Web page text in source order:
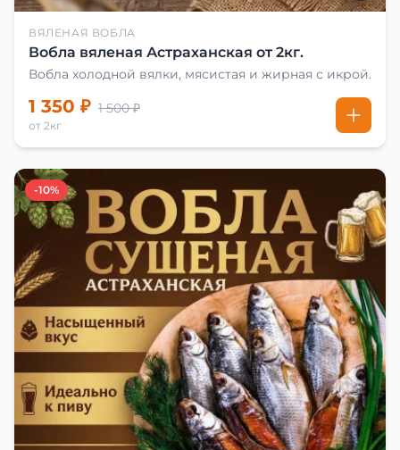
ВЯЛЕНАЯ ВОБЛА
Вобла вяленая Астраханская от 2кг.
Вобла холодной вялки, мясистая и жирная с икрой.
1 350 ₽ 1 500 ₽
от 2кг
-10%